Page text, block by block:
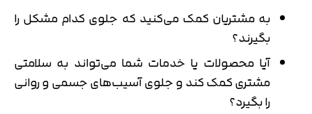
به مشتریان کمک می‌کنید که جلوی کدام مشکل را
بگیرند؟
آیا محصولات یا خدمات شما می‌تواند به سلامتی
مشتری کمک کند و جلوی آسیب‌های جسمی و روانی
را بگیرد؟